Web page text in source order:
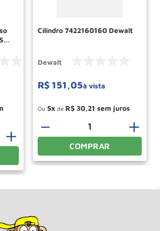
＋
Cilindro 7422160160 Dewalt
Dewalt
R$ 151 ,05à vista
Ou 5 de R$ 30,21
＋
－
COMPRAR